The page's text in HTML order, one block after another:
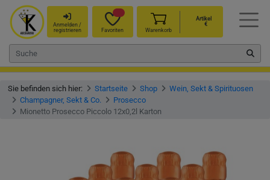
Anmelden /
registrieren
Favoriten Warenkorb
Artikel
€
Sie befinden sich hier: Startseite Shop
Wein, Sekt & Spirituosen
Champagner, Sekt & Co.
Prosecco
Mionetto Prosecco Piccolo 12x0,2l Karton